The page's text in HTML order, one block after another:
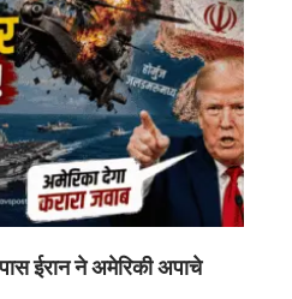
ईरान ने अमेरिकी अपाचे